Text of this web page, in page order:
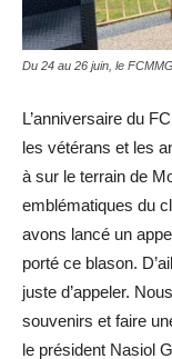
Du 24 au 26 juin, le
L’anniversaire du
les vétérans et les
à sur le terrain de
emblématiques du
avons lancé un
porté ce blason.
juste d’appeler.
souvenirs et faire
le président Nasiol